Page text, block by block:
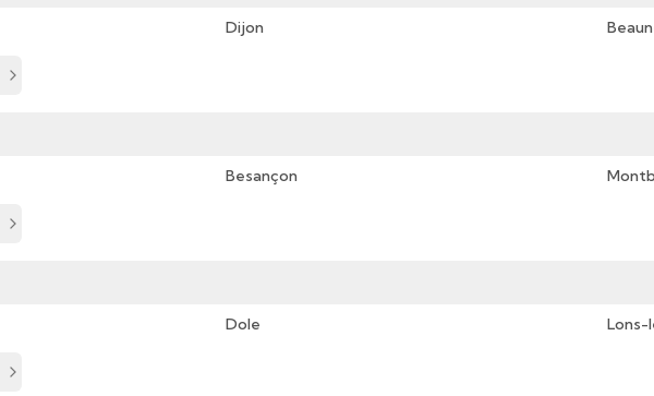
Dijon
Besançon
Dole Lons-